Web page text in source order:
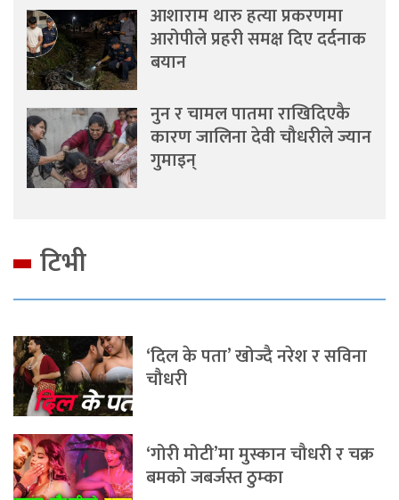
आशाराम थारु हत्या प्रकरणमा
आरोपीले प्रहरी समक्ष दिए दर्दनाक
बयान
नुन र चामल पातमा राखिदिएकै
कारण जालिना देवी चौधरीले ज्यान
गुमाइन्
टिभी
‘दिल के पता’ खोज्दै नरेश र सविना
चौधरी
‘गोरी मोटी’मा मुस्कान चौधरी र चक्र
बमको जबर्जस्त ठुम्का